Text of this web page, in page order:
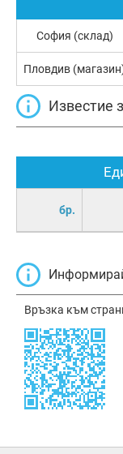
бр.
Връзка към
София (склад)
Пловдив
Известие